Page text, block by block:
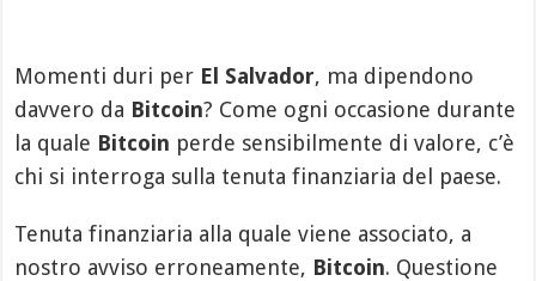
Momenti duri per El Salvador, ma dipendono
davvero da Bitcoin? Come ogni occasione durante
la quale Bitcoin perde sensibilmente di valore, c’è
chi si interroga sulla tenuta finanziaria del paese.
Tenuta finanziaria alla quale viene associato, a
nostro avviso erroneamente, Bitcoin. Questione